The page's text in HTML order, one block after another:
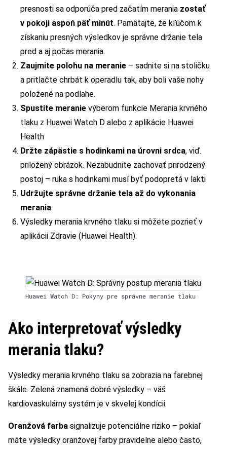
presnosti sa odporúča pred začatím merania zostať
v pokoji aspoň päť minút. Pamätajte, že kľúčom k
získaniu presných výsledkov je správne držanie tela
pred a aj počas merania.
Zaujmite polohu na meranie – sadnite si na stoličku
a pritlačte chrbát k operadlu tak, aby boli vaše nohy
položené na podlahe.
Spustite meranie výberom funkcie Merania krvného
tlaku z Huawei Watch D alebo z aplikácie Huawei
Health
Držte zápästie s hodinkami na úrovni srdca, viď.
priložený obrázok. Nezabudnite zachovať prirodzený
postoj – ruka s hodinkami musí byť podopretá v lakti
Udržujte správne držanie tela až do vykonania
merania
Výsledky merania krvného tlaku si môžete pozrieť v
aplikácii Zdravie (Huawei Health).
Huawei Watch D: Pokyny pre správne meranie tlaku
Ako interpretovať výsledky
merania tlaku?
Výsledky merania krvného tlaku sa zobrazia na farebnej
škále. Zelená znamená dobré výsledky – váš
kardiovaskulárny systém je v skvelej kondícii.
Oranžová farba signalizuje potenciálne riziko – pokiaľ
máte výsledky oranžovej farby pravidelne alebo často,